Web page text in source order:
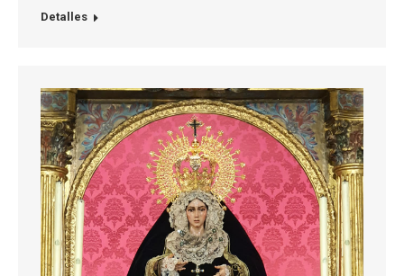
Detalles